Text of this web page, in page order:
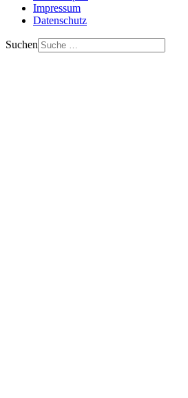
Impressum
Datenschutz
Suchen